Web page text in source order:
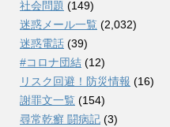
社会問題 (149)
迷惑メール一覧 (2,032)
迷惑電話 (39)
#コロナ団結 (12)
リスク回避！防災情報 (16)
謝罪文一覧 (154)
尋常乾癬 闘病記 (3)